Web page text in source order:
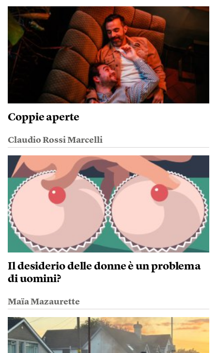
Coppie aperte
Claudio Rossi Marcelli
Il desiderio delle donne è un problema
di uomini?
Maïa Mazaurette